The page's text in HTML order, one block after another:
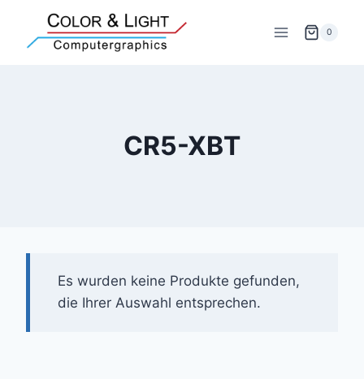
springen
0
CR5-XBT
Es wurden keine Produkte gefunden,
die Ihrer Auswahl entsprechen.